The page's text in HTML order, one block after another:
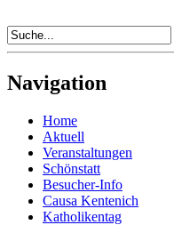
Navigation
Home
Aktuell
Veranstaltungen
Schönstatt
Besucher-Info
Causa Kentenich
Katholikentag